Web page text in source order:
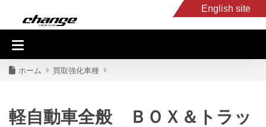
English site
入庫車情報
ホーム 買取強化車種
軽自動車全般 ＢＯＸ＆トラッ